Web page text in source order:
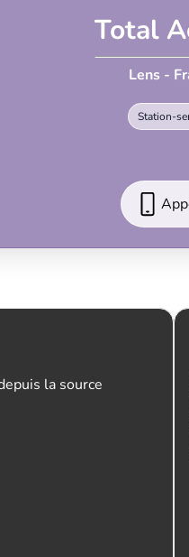
Total
Lens -
Station-
la source